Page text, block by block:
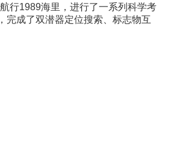
行1989海里，进行了一系列科学考
完成了双潜器定位搜索、标志物互